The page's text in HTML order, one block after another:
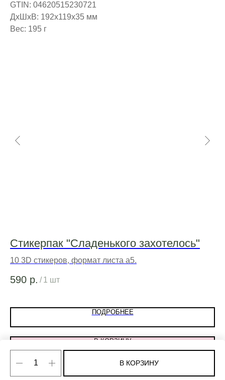
В КОРЗИНУ
GTIN: 04620515230721
ДxШxВ: 192x119x35 мм
Вес: 195 г
Стикерпак "Сладенького захотелось"
10 3D стикеров, формат листа а5.
590 р. / 1 шт
ПОДРОБНЕЕ
В КОРЗИНУ